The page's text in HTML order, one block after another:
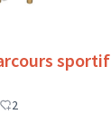
sportif
2